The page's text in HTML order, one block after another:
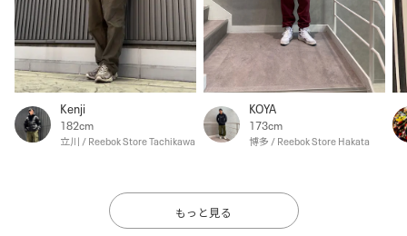
Kenji
182cm
立川 / Reebok Store Tachikawa
KOYA
173cm
博多 / Reebok Store Hakata
もっと見る